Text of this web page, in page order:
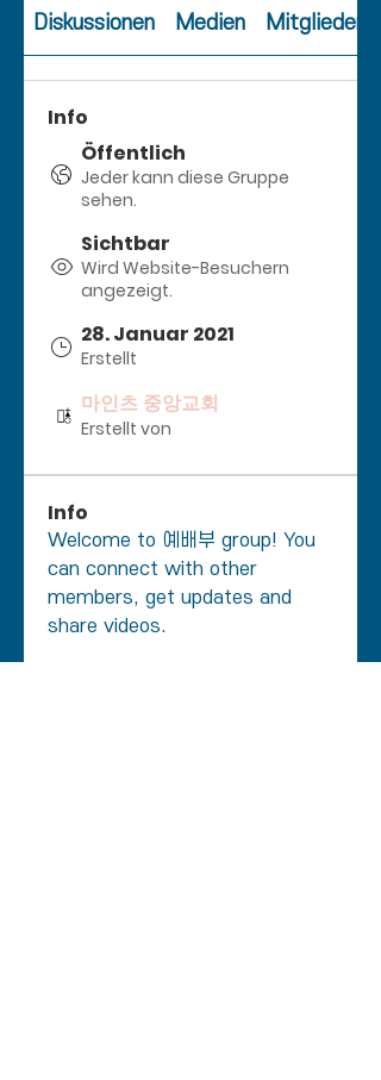
Diskussionen Medien Mitglieder
Info
Öffentlich
Jeder kann diese Gruppe
sehen.
Sichtbar
Wird Website-Besuchern
angezeigt.
28. Januar 2021
Erstellt
마인츠 중앙교회
Erstellt von
Info
Welcome to 예배부 group! You
can connect with other
members, get updates and
share videos.